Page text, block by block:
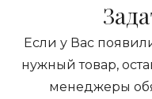
Если у Вас
нужный товар,
менеджеры